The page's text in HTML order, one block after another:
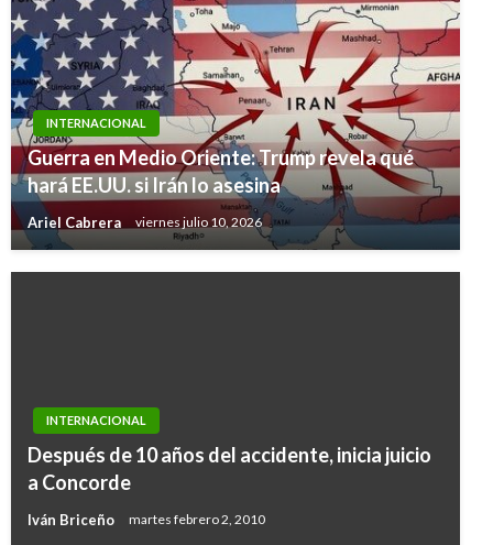
INTERNACIONAL
Guerra en Medio Oriente: Trump revela qué
hará EE.UU. si Irán lo asesina
Ariel Cabrera viernes julio 10, 2026
INTERNACIONAL
Después de 10 años del accidente, inicia juicio
a Concorde
Iván Briceño martes febrero 2, 2010